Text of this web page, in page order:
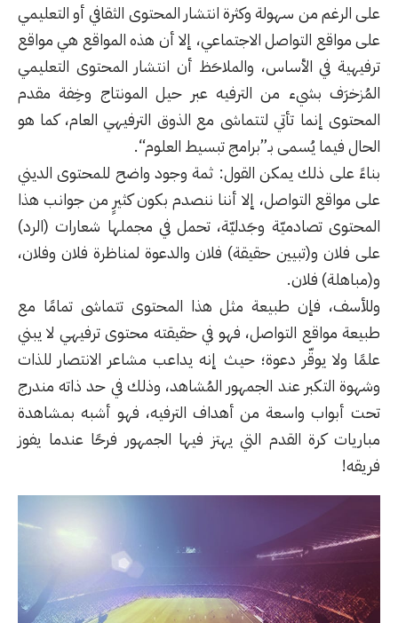
على الرغم من سهولة وكثرة انتشار المحتوى الثقافي أو التعليمي
على مواقع التواصل الاجتماعي، إلا أن هذه المواقع هي مواقع
ترفيهية في الأساس، والملاحَظ أن انتشار المحتوى التعليمي
المُزخرَف بشيء من الترفيه عبر حيل المونتاج وخِفة مقدم
المحتوى إنما تأتي لتتماشى مع الذوق الترفيهي العام، كما هو
الحال فيما يُسمى بـ”برامج تبسيط العلوم“.
بناءً على ذلك يمكن القول: ثمة وجود واضح للمحتوى الديني
على مواقع التواصل، إلا أننا ننصدم بكون كثيرٍ من جوانب هذا
المحتوى تصادميّة وجَدليّة، تحمل في مجملها شعارات (الرد)
على فلان و(تبيين حقيقة) فلان والدعوة لمناظرة فلان وفلان،
و(مباهلة) فلان.
وللأسف، فإن طبيعة مثل هذا المحتوى تتماشى تمامًا مع
طبيعة مواقع التواصل، فهو في حقيقته محتوى ترفيهي لا يبني
علمًا ولا يوقّر دعوة؛ حيث إنه يداعب مشاعر الانتصار للذات
وشهوة التكبر عند الجمهور المُشاهد، وذلك في حد ذاته مندرج
تحت أبواب واسعة من أهداف الترفيه، فهو أشبه بمشاهدة
مباريات كرة القدم التي يهتز فيها الجمهور فرحًا عندما يفوز
فريقه!